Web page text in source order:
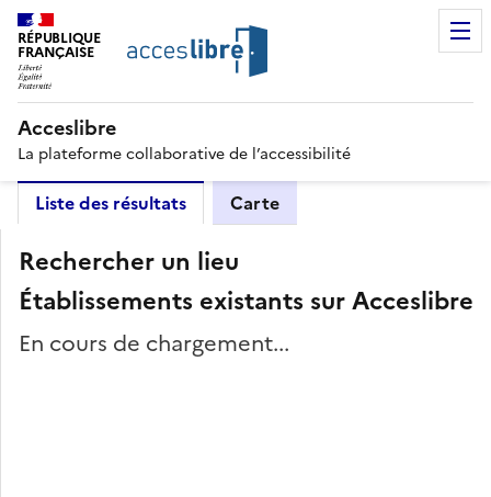
RÉPUBLIQUE
FRANÇAISE
Acceslibre
La plateforme collaborative de l’accessibilité
Liste des résultats Carte
Rechercher un lieu
Établissements existants sur Acceslibre
En cours de chargement...